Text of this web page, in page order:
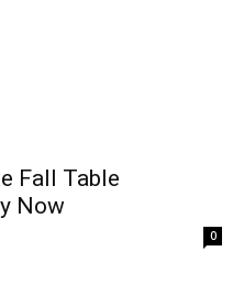
Fall Table
Now
0